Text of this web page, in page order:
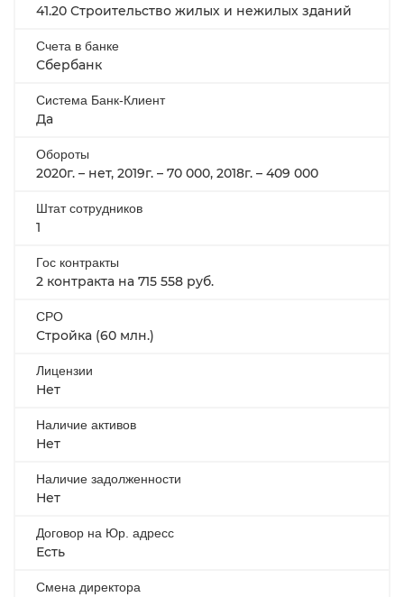
41.20 Строительство жилых и нежилых зданий
Счета в банке
Сбербанк
Система Банк-Клиент
Да
Обороты
2020г. – нет, 2019г. – 70 000, 2018г. – 409 000
Штат сотрудников
1
Гос контракты
2 контракта на 715 558 руб.
СРО
Стройка (60 млн.)
Лицензии
Нет
Наличие активов
Нет
Наличие задолженности
Нет
Договор на Юр. адресс
Есть
Смена директора